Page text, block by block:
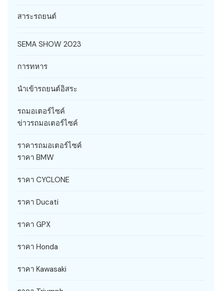
สาระรถยนต์
SEMA SHOW 2023
การทหาร
นำเข้ารถยนต์อิสระ
รถมอเตอร์ไซค์
ข่าวรถมอเตอร์ไซค์
ราคารถมอเตอร์ไซค์
ราคา BMW
ราคา CYCLONE
ราคา Ducati
ราคา GPX
ราคา Honda
ราคา Kawasaki